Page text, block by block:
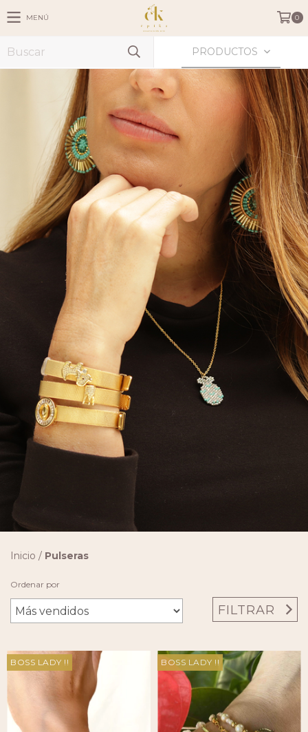
MENÚ 0
PRODUCTOS
Inicio / Pulseras
Ordenar por
FILTRAR
BOSS LADY !! BOSS LADY !!